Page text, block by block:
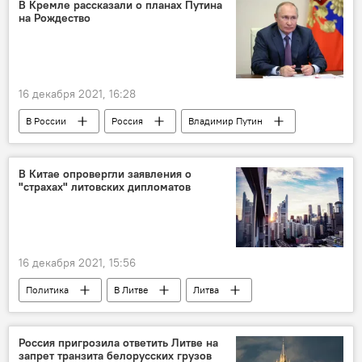
В Кремле рассказали о планах Путина
на Рождество
16 декабря 2021, 16:28
В России Россия
Владимир Путин
Рождество
Кремль
В Китае опровергли заявления о
"страхах" литовских дипломатов
16 декабря 2021, 15:56
Политика В Литве
Литва
Китай
дипломатические отношения
дипломаты
Россия пригрозила ответить Литве на
запрет транзита белорусских грузов